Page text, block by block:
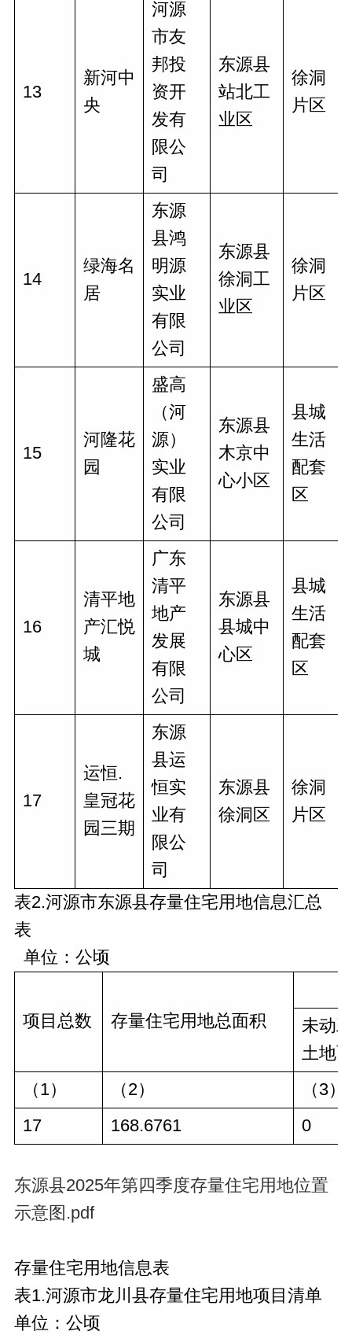
13
新河中
央
河源
市友
邦投
资开
发有
限公
司
东源县
站北工
业区
徐洞
片区
14
绿海名
居
东源
县鸿
明源
实业
有限
公司
东源县
徐洞工
业区
徐洞
片区
15
河隆花
园
盛高
（河
源）
实业
有限
公司
东源县
木京中
心小区
县城
生活
配套
区
16
清平地
产汇悦
城
广东
清平
地产
发展
有限
公司
东源县
县城中
心区
县城
生活
配套
区
17
运恒.
皇冠花
园三期
东源
县运
恒实
业有
限公
司
东源县
徐洞区
徐洞
片区
表2.河源市东源县存量住宅用地信息汇总
表
单位：公顷
项目总数 存量住宅用地总面积
未动
土地
（1）
（2）
（3）
17
168.6761 0
东源县2025年第四季度存量住宅用地位置
示意图.pdf
存量住宅用地信息表
表1.河源市龙川县存量住宅用地项目清单
单位：公顷